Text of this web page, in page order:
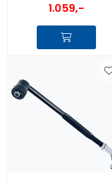
1.059,-